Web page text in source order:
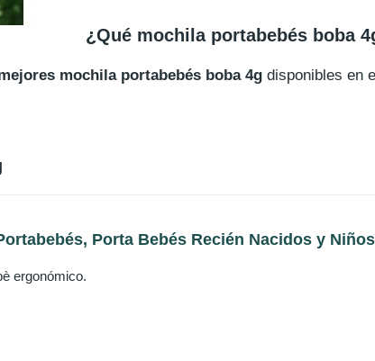
¿Qué mochila portabebés boba
mochila portabebés boba 4g disponibles en
Porta Bebés Recién Nacidos y
ergonómico.